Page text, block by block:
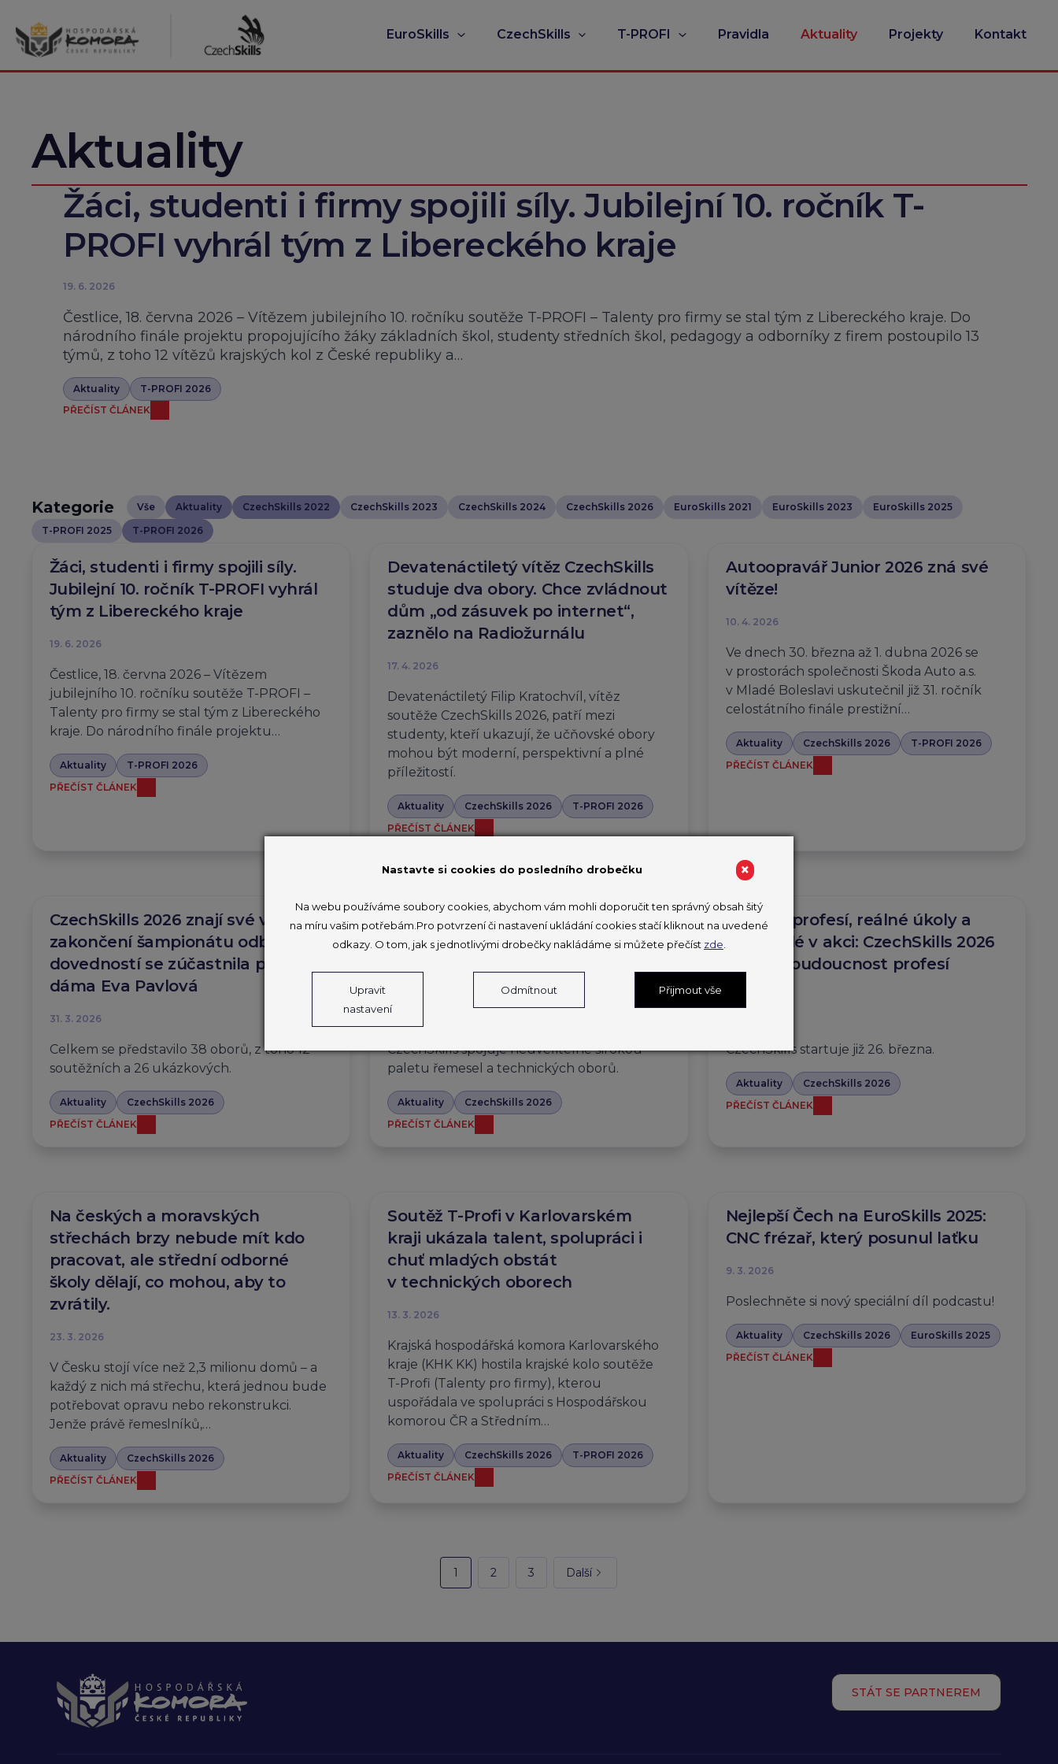
obsah
EuroSkills CzechSkills T-PROFI Pravidla Aktuality Projekty Kontakt
Aktuality
Žáci, studenti i firmy spojili síly. Jubilejní 10. ročník T-
PROFI vyhrál tým z Libereckého kraje
19. 6. 2026
Čestlice, 18. června 2026 – Vítězem jubilejního 10. ročníku soutěže T-PROFI – Talenty pro firmy se stal tým z Libereckého kraje. Do
národního finále projektu propojujícího žáky základních škol, studenty středních škol, pedagogy a odborníky z firem postoupilo 13
týmů, z toho 12 vítězů krajských kol z České republiky a…
Aktuality
T-PROFI 2026
PŘEČÍST ČLÁNEK
Kategorie Vše Aktuality CzechSkills 2022 CzechSkills 2023 CzechSkills 2024 CzechSkills 2026 EuroSkills 2021 EuroSkills 2023
EuroSkills 2025
T-PROFI 2025
T-PROFI 2026
Žáci, studenti i firmy spojili síly.
Jubilejní 10. ročník T-PROFI vyhrál
tým z Libereckého kraje
19. 6. 2026
Čestlice, 18. června 2026 – Vítězem
jubilejního 10. ročníku soutěže T-PROFI –
Talenty pro firmy se stal tým z Libereckého
kraje. Do národního finále projektu…
Aktuality
T-PROFI 2026
PŘEČÍST ČLÁNEK
Devatenáctiletý vítěz CzechSkills
studuje dva obory. Chce zvládnout
dům „od zásuvek po internet“,
zaznělo na Radiožurnálu
17. 4. 2026
Devatenáctiletý Filip Kratochvíl, vítěz
soutěže CzechSkills 2026, patří mezi
studenty, kteří ukazují, že učňovské obory
mohou být moderní, perspektivní a plné
příležitostí.
Aktuality CzechSkills 2026
T-PROFI 2026
PŘEČÍST ČLÁNEK
Autoopravář Junior 2026 zná své
vítěze!
10. 4. 2026
Ve dnech 30. března až 1. dubna 2026 se
v prostorách společnosti Škoda Auto a.s.
v Mladé Boleslavi uskutečnil již 31. ročník
celostátního finále prestižní…
Aktuality CzechSkills 2026
T-PROFI 2026
PŘEČÍST ČLÁNEK
CzechSkills 2026 znají své vítěze,
zakončení šampionátu odborných
dovedností se zúčastnila první
dáma Eva Pavlová
31. 3. 2026
Celkem se představilo 38 oborů, z toho 12
soutěžních a 26 ukázkových.
Aktuality
CzechSkills 2026
PŘEČÍST ČLÁNEK
V Brně soutěží 150 mladých
profesionálů na druhém národním
CzechSkills spojuje neuvěřitelně širokou
paletu řemesel a technických oborů.
Aktuality
CzechSkills 2026
PŘEČÍST ČLÁNEK
Desítky profesí, reálné úkoly a
mladí lidé v akci: CzechSkills 2026
ukážou budoucnost profesí
CzechSkills startuje již 26. března.
Aktuality
CzechSkills 2026
PŘEČÍST ČLÁNEK
Na českých a moravských
střechách brzy nebude mít kdo
pracovat, ale střední odborné
školy dělají, co mohou, aby to
zvrátily.
23. 3. 2026
V Česku stojí více než 2,3 milionu domů – a
každý z nich má střechu, která jednou bude
potřebovat opravu nebo rekonstrukci.
Jenže právě řemeslníků,…
Aktuality
CzechSkills 2026
PŘEČÍST ČLÁNEK
Soutěž T-Profi v Karlovarském
kraji ukázala talent, spolupráci i
chuť mladých obstát
v technických oborech
13. 3. 2026
Krajská hospodářská komora Karlovarského
kraje (KHK KK) hostila krajské kolo soutěže
T-Profi (Talenty pro firmy), kterou
uspořádala ve spolupráci s Hospodářskou
komorou ČR a Středním…
Aktuality CzechSkills 2026
T-PROFI 2026
PŘEČÍST ČLÁNEK
Nejlepší Čech na EuroSkills 2025:
CNC frézař, který posunul laťku
9. 3. 2026
Poslechněte si nový speciální díl podcastu!
Aktuality CzechSkills 2026
EuroSkills 2025
PŘEČÍST ČLÁNEK
1 2 3 Další
STÁT SE PARTNEREM
×
Nastavte si cookies do posledního drobečku
Na webu používáme soubory cookies, abychom vám mohli doporučit ten správný obsah šitý
na míru vašim potřebám.Pro potvrzení či nastavení ukládání cookies stačí kliknout na uvedené
odkazy. O tom, jak s jednotlivými drobečky nakládáme si můžete přečíst zde
Upravit
nastavení
Odmítnout Přijmout vše